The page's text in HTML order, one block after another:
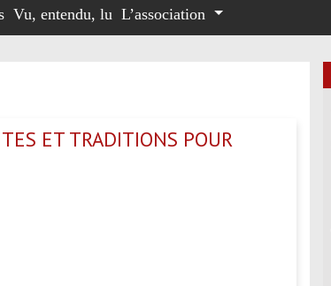
Vu, entendu, lu L’association
ET TRADITIONS POUR